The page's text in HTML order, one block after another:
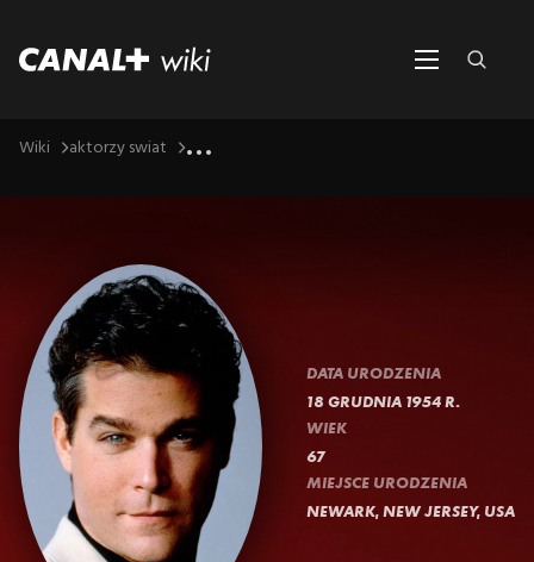
Wiki aktorzy swiat ...
DATA URODZENIA
18 GRUDNIA 1954 R.
WIEK
67
MIEJSCE URODZENIA
NEWARK, NEW JERSEY, USA